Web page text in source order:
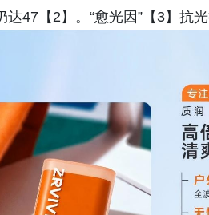
达47【2】。“愈光因”【3】抗